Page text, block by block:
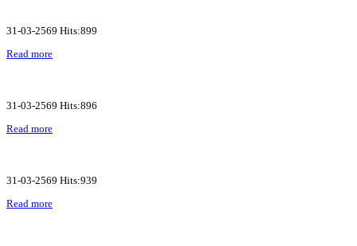
31-03-2569 Hits:899
Read more
31-03-2569 Hits:896
Read more
31-03-2569 Hits:939
Read more